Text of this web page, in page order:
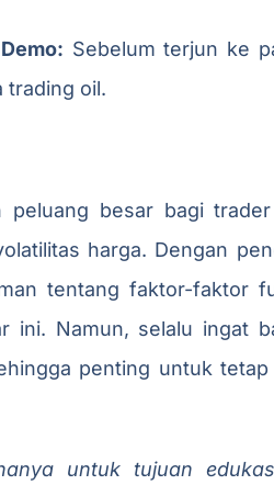
Sebelum terjun ke
trading oil.
peluang besar bagi
harga. Dengan
tentang faktor-faktor
ini. Namun, selalu ingat
penting untuk
untuk tujuan